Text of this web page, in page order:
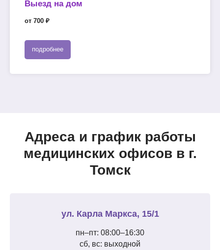
Выезд на дом
от 700 ₽
подробнее
Адреса и график работы
медицинских офисов в г.
Томск
ул. Карла Маркса, 15/1
пн–пт: 08:00–16:30
сб, вс: выходной